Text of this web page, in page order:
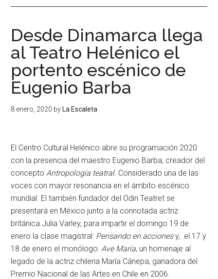
Desde Dinamarca llega
al Teatro Helénico el
portento escénico de
Eugenio Barba
8 enero, 2020 by La Escaleta
El Centro Cultural Helénico abre su programación 2020
con la presencia del maestro Eugenio Barba, creador del
conceptoAntropología teatral. Considerado una de las
voces con mayor resonancia en el ámbito escénico
mundial. El también fundador del Odin Teatret se
presentará en México junto a la connotada actriz
británica Julia Varley, para impartir el domingo 19 de
enero la clase magistral: Pensando en accionesy, el 17 y
18 de enero el monólogo:Ave María, un homenaje al
legado de la actriz chilena María Cánepa, ganadora del
Premio Nacional de las Artes en Chile en 2006.